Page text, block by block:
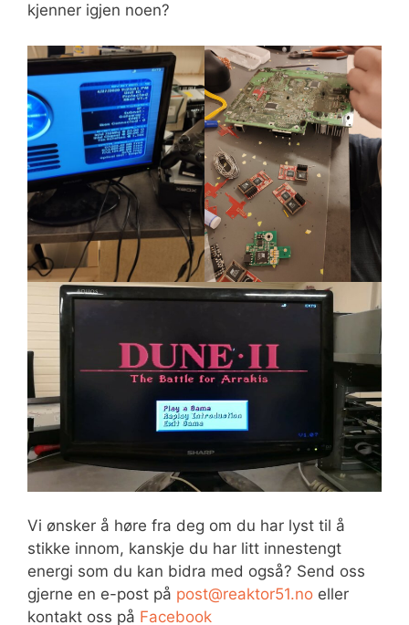
kjenner igjen noen?
Vi ønsker å høre fra deg om du har lyst til å
stikke innom, kanskje du har litt innestengt
energi som du kan bidra med også? Send oss
gjerne en e-post på post@reaktor51.no eller
kontakt oss på Facebook